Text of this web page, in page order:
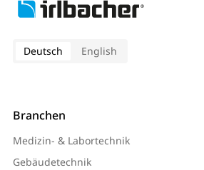
Deutsch English
Branchen
Medizin- & Labortechnik
Gebäudetechnik